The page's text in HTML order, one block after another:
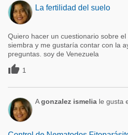
La fertilidad del suelo
Quiero hacer un cuestionario sobre
siembra y me gustaría contar con la
preguntas. soy de Venezuela
 1
Agonzalez ismelia le gusta